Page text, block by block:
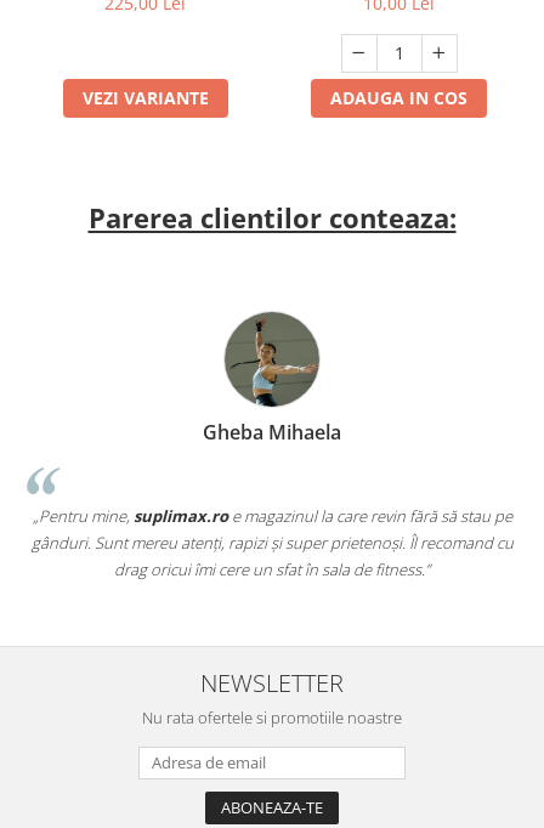
VEZI VARIANTE ADAUGA IN COS
Parerea clientilor conteaza:
Gheba Mihaela
„Pentru mine,suplimax.roe magazinul la care revin fără să stau pe
gânduri. Sunt mereu atenți, rapizi și super prietenoși. Îl recomand cu
drag oricui îmi cere un sfat în sala de fitness.”
NEWSLETTER
Nu rata ofertele si promotiile noastre